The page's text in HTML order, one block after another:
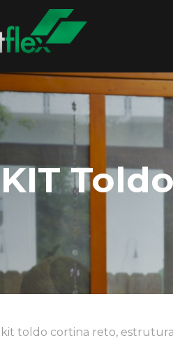
KIT
kit toldo cortina reto, estrutura